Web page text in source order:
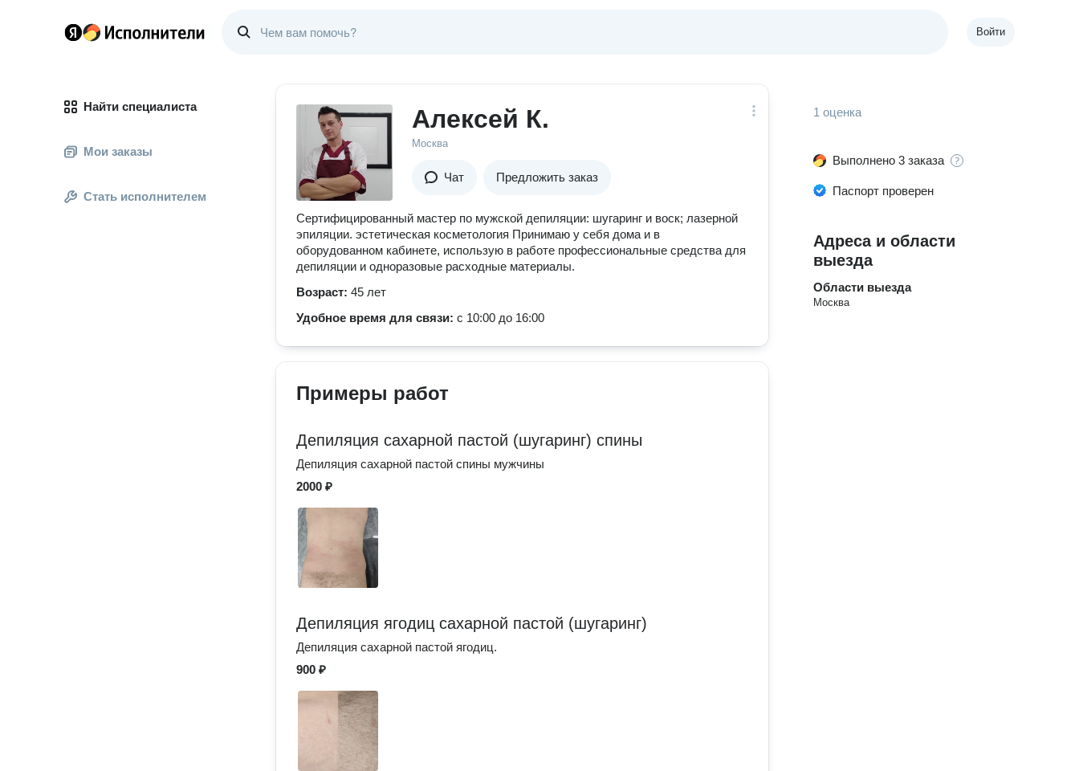
Войти
Найти специалиста
Мои заказы
Стать исполнителем
Алексей К.
Москва
Чат Предложить заказ
Сертифицированный мастер по мужской депиляции: шугаринг и воск; лазерной
эпиляции. эстетическая косметология Принимаю у себя дома и в
оборудованном кабинете, использую в работе профессиональные средства для
депиляции и одноразовые расходные материалы.
Возраст: 45 лет
Удобное время для связи: с 10:00 до 16:00
Примеры работ
Депиляция сахарной пастой (шугаринг) спины
Депиляция сахарной пастой спины мужчины
2000 ₽
Депиляция ягодиц сахарной пастой (шугаринг)
Депиляция сахарной пастой ягодиц.
900 ₽
1 оценка
Выполнено 3 заказа
Паспорт проверен
Адреса и области
выезда
Области выезда
Москва